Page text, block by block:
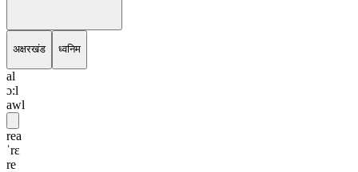
अक्षरखंड ध्वनिम
al
ɔ:l
awl
rea
ˈrɛ
re